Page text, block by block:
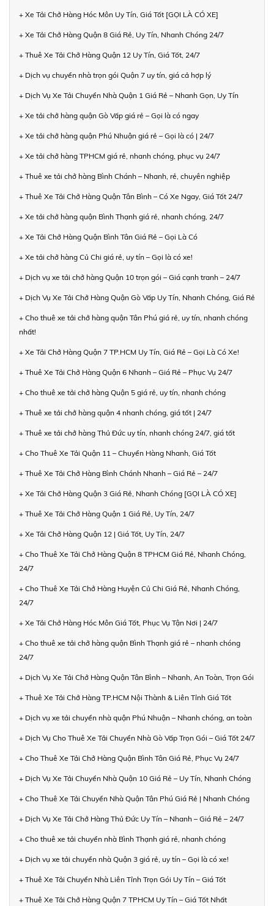
+ Xe Tải Chở Hàng Hóc Môn Uy Tín, Giá Tốt [GỌI LÀ CÓ XE]
+ Xe Tải Chở Hàng Quận 8 Giá Rẻ, Uy Tín, Nhanh Chóng 24/7
+ Thuê Xe Tải Chở Hàng Quận 12 Uy Tín, Giá Tốt, 24/7
+ Dịch vụ chuyển nhà trọn gói Quận 7 uy tín, giá cả hợp lý
+ Dịch Vụ Xe Tải Chuyển Nhà Quận 1 Giá Rẻ – Nhanh Gọn, Uy Tín
+ Xe tải chở hàng quận Gò Vấp giá rẻ – Gọi là có ngay
+ Xe tải chở hàng quận Phú Nhuận giá rẻ – Gọi là có | 24/7
+ Xe tải chở hàng TPHCM giá rẻ, nhanh chóng, phục vụ 24/7
+ Thuê xe tải chở hàng Bình Chánh – Nhanh, rẻ, chuyên nghiệp
+ Thuê Xe Tải Chở Hàng Quận Tân Bình – Có Xe Ngay, Giá Tốt 24/7
+ Xe tải chở hàng quận Bình Thạnh giá rẻ, nhanh chóng, 24/7
+ Xe Tải Chở Hàng Quận Bình Tân Giá Rẻ – Gọi Là Có
+ Xe tải chở hàng Củ Chi giá rẻ, uy tín – Gọi là có xe!
+ Dịch vụ xe tải chở hàng Quận 10 trọn gói – Giá cạnh tranh – 24/7
+ Dịch Vụ Xe Tải Chở Hàng Quận Gò Vấp Uy Tín, Nhanh Chóng, Giá Rẻ
+ Cho thuê xe tải chở hàng quận Tân Phú giá rẻ, uy tín, nhanh chóng
nhất!
+ Xe Tải Chở Hàng Quận 7 TP.HCM Uy Tín, Giá Rẻ – Gọi Là Có Xe!
+ Thuê Xe Tải Chở Hàng Quận 6 Nhanh – Giá Rẻ – Phục Vụ 24/7
+ Cho thuê xe tải chở hàng Quận 5 giá rẻ, uy tín, nhanh chóng
+ Thuê xe tải chở hàng quận 4 nhanh chóng, giá tốt | 24/7
+ Thuê xe tải chở hàng Thủ Đức uy tín, nhanh chóng 24/7, giá tốt
+ Cho Thuê Xe Tải Quận 11 – Chuyển Hàng Nhanh, Giá Tốt
+ Thuê Xe Tải Chở Hàng Bình Chánh Nhanh – Giá Rẻ – 24/7
+ Xe Tải Chở Hàng Quận 3 Giá Rẻ, Nhanh Chóng [GỌI LÀ CÓ XE]
+ Thuê Xe Tải Chở Hàng Quận 1 Giá Rẻ, Uy Tín, 24/7
+ Xe Tải Chở Hàng Quận 12 | Giá Tốt, Uy Tín, 24/7
+ Cho Thuê Xe Tải Chở Hàng Quận 8 TPHCM Giá Rẻ, Nhanh Chóng,
24/7
+ Cho Thuê Xe Tải Chở Hàng Huyện Củ Chi Giá Rẻ, Nhanh Chóng,
24/7
+ Xe Tải Chở Hàng Hóc Môn Giá Tốt, Phục Vụ Tận Nơi | 24/7
+ Cho thuê xe tải chở hàng quận Bình Thạnh giá rẻ – nhanh chóng
24/7
+ Dịch Vụ Xe Tải Chở Hàng Quận Tân Bình – Nhanh, An Toàn, Trọn Gói
+ Thuê Xe Tải Chở Hàng TP.HCM Nội Thành & Liên Tỉnh Giá Tốt
+ Dịch vụ xe tải chuyển nhà quận Phú Nhuận – Nhanh chóng, an toàn
+ Dịch Vụ Cho Thuê Xe Tải Chuyển Nhà Gò Vấp Trọn Gói – Giá Tốt 24/7
+ Cho Thuê Xe Tải Chở Hàng Quận Bình Tân Giá Rẻ, Phục Vụ 24/7
+ Dịch Vụ Xe Tải Chuyển Nhà Quận 10 Giá Rẻ – Uy Tín, Nhanh Chóng
+ Cho Thuê Xe Tải Chuyển Nhà Quận Tân Phú Giá Rẻ | Nhanh Chóng
+ Dịch Vụ Xe Tải Chở Hàng Thủ Đức Uy Tín – Nhanh – Giá Rẻ – 24/7
+ Cho thuê xe tải chuyển nhà Bình Thạnh giá rẻ, nhanh chóng
+ Dịch vụ xe tải chuyển nhà Quận 3 giá rẻ, uy tín – Gọi là có xe!
+ Thuê Xe Tải Chuyển Nhà Liên Tỉnh Trọn Gói Uy Tín – Giá Tốt
+ Thuê Xe Tải Chở Hàng Quận 7 TPHCM Uy Tín – Giá Tốt Nhất